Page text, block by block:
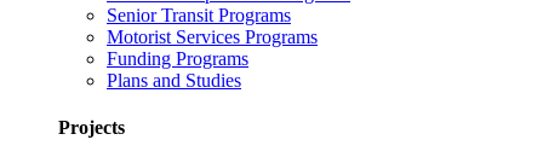
Senior Transit Programs
Motorist Services Programs
Funding Programs
Plans and Studies
Projects